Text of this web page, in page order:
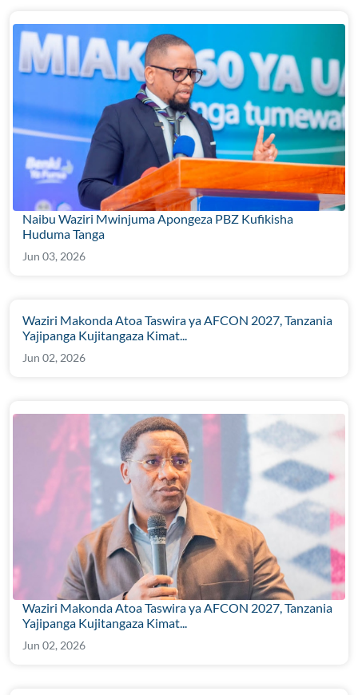
Naibu Waziri Mwinjuma Apongeza PBZ Kufikisha
Huduma Tanga
Jun 03, 2026
Waziri Makonda Atoa Taswira ya AFCON 2027, Tanzania
Yajipanga Kujitangaza Kimat...
Jun 02, 2026
Waziri Makonda Atoa Taswira ya AFCON 2027, Tanzania
Yajipanga Kujitangaza Kimat...
Jun 02, 2026